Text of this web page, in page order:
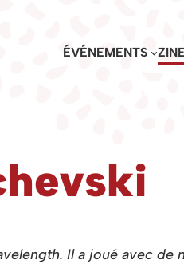
ÉVÉNEMENTS ZINE
Il a joué avec